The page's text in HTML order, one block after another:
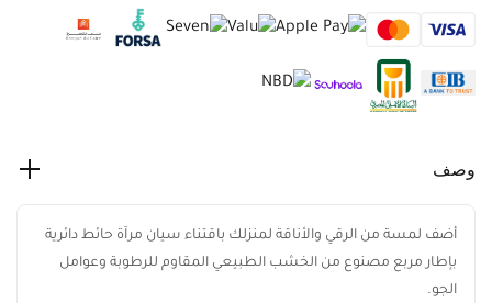
وصف
أضف لمسة من الرقي والأناقة لمنزلك باقتناء سيان مرآة حائط دائرية
بإطار مربع مصنوع من الخشب الطبيعي المقاوم للرطوبة وعوامل
الجو.